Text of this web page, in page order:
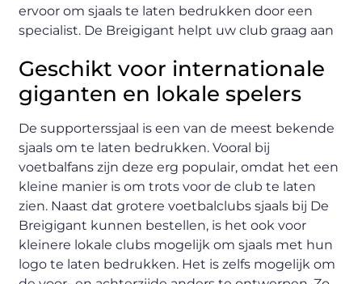
ervoor om sjaals te laten bedrukken door een
specialist. De Breigigant helpt uw club graag aan
Geschikt voor internationale
giganten en lokale spelers
De supporterssjaal is een van de meest bekende
sjaals om te laten bedrukken. Vooral bij
voetbalfans zijn deze erg populair, omdat het een
kleine manier is om trots voor de club te laten
zien. Naast dat grotere voetbalclubs sjaals bij De
Breigigant kunnen bestellen, is het ook voor
kleinere lokale clubs mogelijk om sjaals met hun
logo te laten bedrukken. Het is zelfs mogelijk om